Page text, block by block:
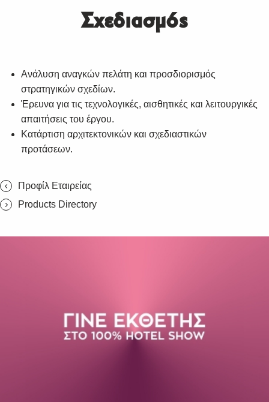
Σχεδιασμός
Ανάλυση αναγκών πελάτη και προσδιορισμός
στρατηγικών σχεδίων.
Έρευνα για τις τεχνολογικές, αισθητικές και λειτουργικές
απαιτήσεις του έργου.
Κατάρτιση αρχιτεκτονικών και σχεδιαστικών
προτάσεων.
Προφίλ Εταιρείας
Products Directory